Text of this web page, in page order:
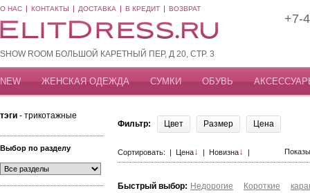
О НАС КОНТАКТЫ ДОСТАВКА В КРЕДИТ ВОЗВРАТ
SHOW ROOM БОЛЬШОЙ КАРЕТНЫЙ ПЕР, Д 20, СТР. 3
+7-
NEW ЖЕНСКАЯ ОДЕЖДА СУМКИ ОБУВЬ
тэги - трикотажные
Выбор по разделу
Фильтр: Цвет Размер Цена
Сортировать: | Цена↓ | Новизна↓ |
Быстрый выбор: Недорогие Короткие